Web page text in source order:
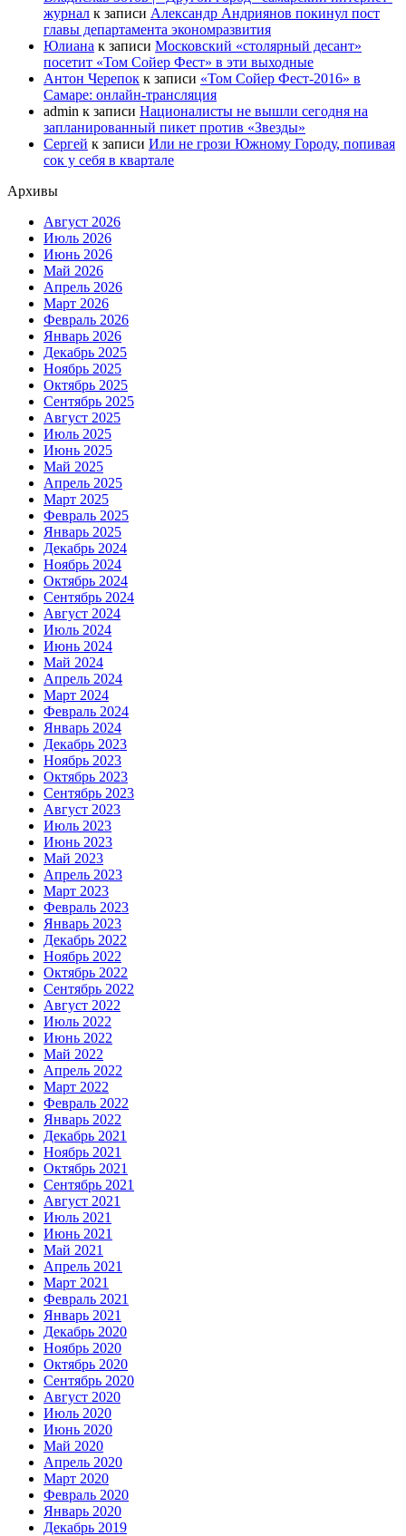
журнал к записи Александр Андриянов покинул пост
главы департамента экономразвития
Юлиана к записи Московский «столярный десант»
посетит «Том Сойер Фест» в эти выходные
Антон Черепок к записи «Том Сойер Фест-2016» в
Самаре: онлайн-трансляция
admin к записи Националисты не вышли сегодня на
запланированный пикет против «Звезды»
Сергей к записи Или не грози Южному Городу, попивая
сок у себя в квартале
Архивы
Август 2026
Июль 2026
Июнь 2026
Май 2026
Апрель 2026
Март 2026
Февраль 2026
Январь 2026
Декабрь 2025
Ноябрь 2025
Октябрь 2025
Сентябрь 2025
Август 2025
Июль 2025
Июнь 2025
Май 2025
Апрель 2025
Март 2025
Февраль 2025
Январь 2025
Декабрь 2024
Ноябрь 2024
Октябрь 2024
Сентябрь 2024
Август 2024
Июль 2024
Июнь 2024
Май 2024
Апрель 2024
Март 2024
Февраль 2024
Январь 2024
Декабрь 2023
Ноябрь 2023
Октябрь 2023
Сентябрь 2023
Август 2023
Июль 2023
Июнь 2023
Май 2023
Апрель 2023
Март 2023
Февраль 2023
Январь 2023
Декабрь 2022
Ноябрь 2022
Октябрь 2022
Сентябрь 2022
Август 2022
Июль 2022
Июнь 2022
Май 2022
Апрель 2022
Март 2022
Февраль 2022
Январь 2022
Декабрь 2021
Ноябрь 2021
Октябрь 2021
Сентябрь 2021
Август 2021
Июль 2021
Июнь 2021
Май 2021
Апрель 2021
Март 2021
Февраль 2021
Январь 2021
Декабрь 2020
Ноябрь 2020
Октябрь 2020
Сентябрь 2020
Август 2020
Июль 2020
Июнь 2020
Май 2020
Апрель 2020
Март 2020
Февраль 2020
Январь 2020
Декабрь 2019